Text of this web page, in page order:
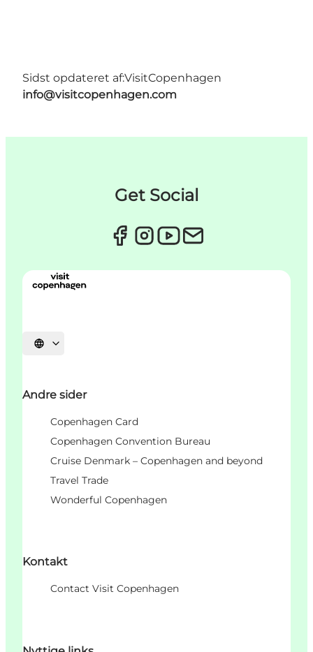
Sidst opdateret af:VisitCopenhagen
info@visitcopenhagen.com
Get Social
Vælg sprog
Andre sider
Copenhagen Card
Copenhagen Convention Bureau
Cruise Denmark – Copenhagen and beyond
Travel Trade
Wonderful Copenhagen
Kontakt
Contact Visit Copenhagen